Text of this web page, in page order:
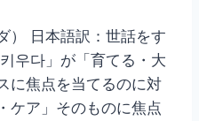
） 日本語訳：世話をす
우다」が「育てる・大
に焦点を当てるのに対
ケア」そのものに焦点